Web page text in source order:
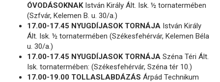
ÓVODÁSOKNAKIstván Király Ált. Isk. ½ tornatermében
(Szfvár, Kelemen B. u. 30/a.)
17.00-17.45 NYUGDÍJASOK TORNÁJA István Király
Ált. Isk. ½ tornatermében (Székesfehérvár, Kelemen Béla
u. 30/a.)
17.00-17.45 NYUGDÍJASOK TORNÁJA Széna Téri Ált.
Isk. tornatermében: (Székesfehérvár, Széna tér 10.)
17.00-19.00 TOLLASLABDÁZÁS Árpád Technikum